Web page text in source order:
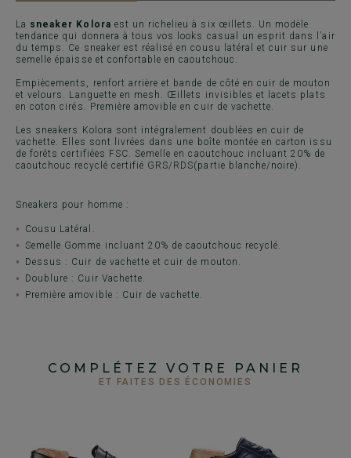
La sneaker Kolora est un richelieu à six œillets. Un modèle
tendance qui donnera à tous vos looks casual un esprit dans l’air
du temps. Ce sneaker est réalisé en cousu latéral et cuir sur une
semelle épaisse et confortable en caoutchouc.
Empiècements, renfort arrière et bande de côté en cuir de mouton
et velours. Languette en mesh. Œillets invisibles et lacets plats
en coton cirés. Première amovible en cuir de vachette.
Les sneakers Kolora sont intégralement doublées en cuir de
vachette. Elles sont livrées dans une boîte montée en carton issu
de forêts certifiées FSC. Semelle en caoutchouc incluant 20% de
caoutchouc recyclé certifié GRS/RDS(partie blanche/noire).
Sneakers pour homme :
Cousu Latéral.
Semelle Gomme incluant 20% de caoutchouc recyclé.
Dessus : Cuir de vachette et cuir de mouton.
Doublure : Cuir Vachette.
Première amovible : Cuir de vachette.
COMPLÉTEZ VOTRE PANIER
ET FAITES DES ÉCONOMIES